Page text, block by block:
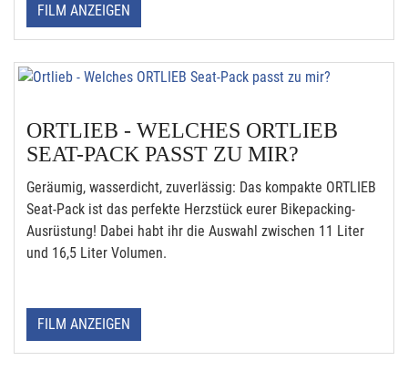
FILM ANZEIGEN
ORTLIEB - WELCHES ORTLIEB
SEAT-PACK PASST ZU MIR?
Geräumig, wasserdicht, zuverlässig: Das kompakte ORTLIEB
Seat-Pack ist das perfekte Herzstück eurer Bikepacking-
Ausrüstung! Dabei habt ihr die Auswahl zwischen 11 Liter
und 16,5 Liter Volumen.
FILM ANZEIGEN